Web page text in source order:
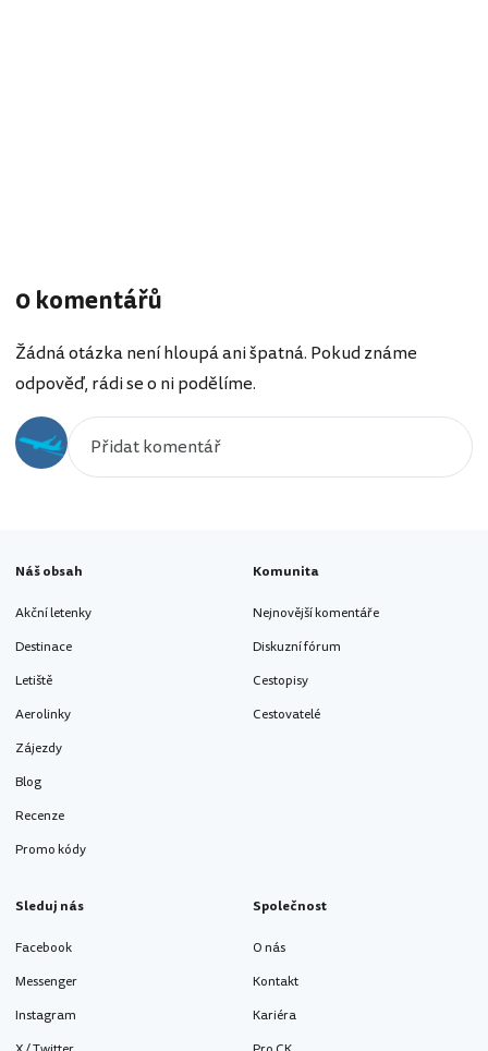
0 komentářů
Žádná otázka není hloupá ani špatná. Pokud známe
odpověď, rádi se o ni podělíme.
Náš obsah
Akční letenky
Destinace
Letiště
Aerolinky
Zájezdy
Blog
Recenze
Promo kódy
Komunita
Nejnovější komentáře
Diskuzní fórum
Cestopisy
Cestovatelé
Sleduj nás
Facebook
Messenger
Instagram
Společnost
O nás
Kontakt
Kariéra